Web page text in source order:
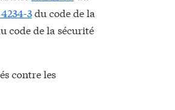
3du code de la
code de la sécurité
contre les